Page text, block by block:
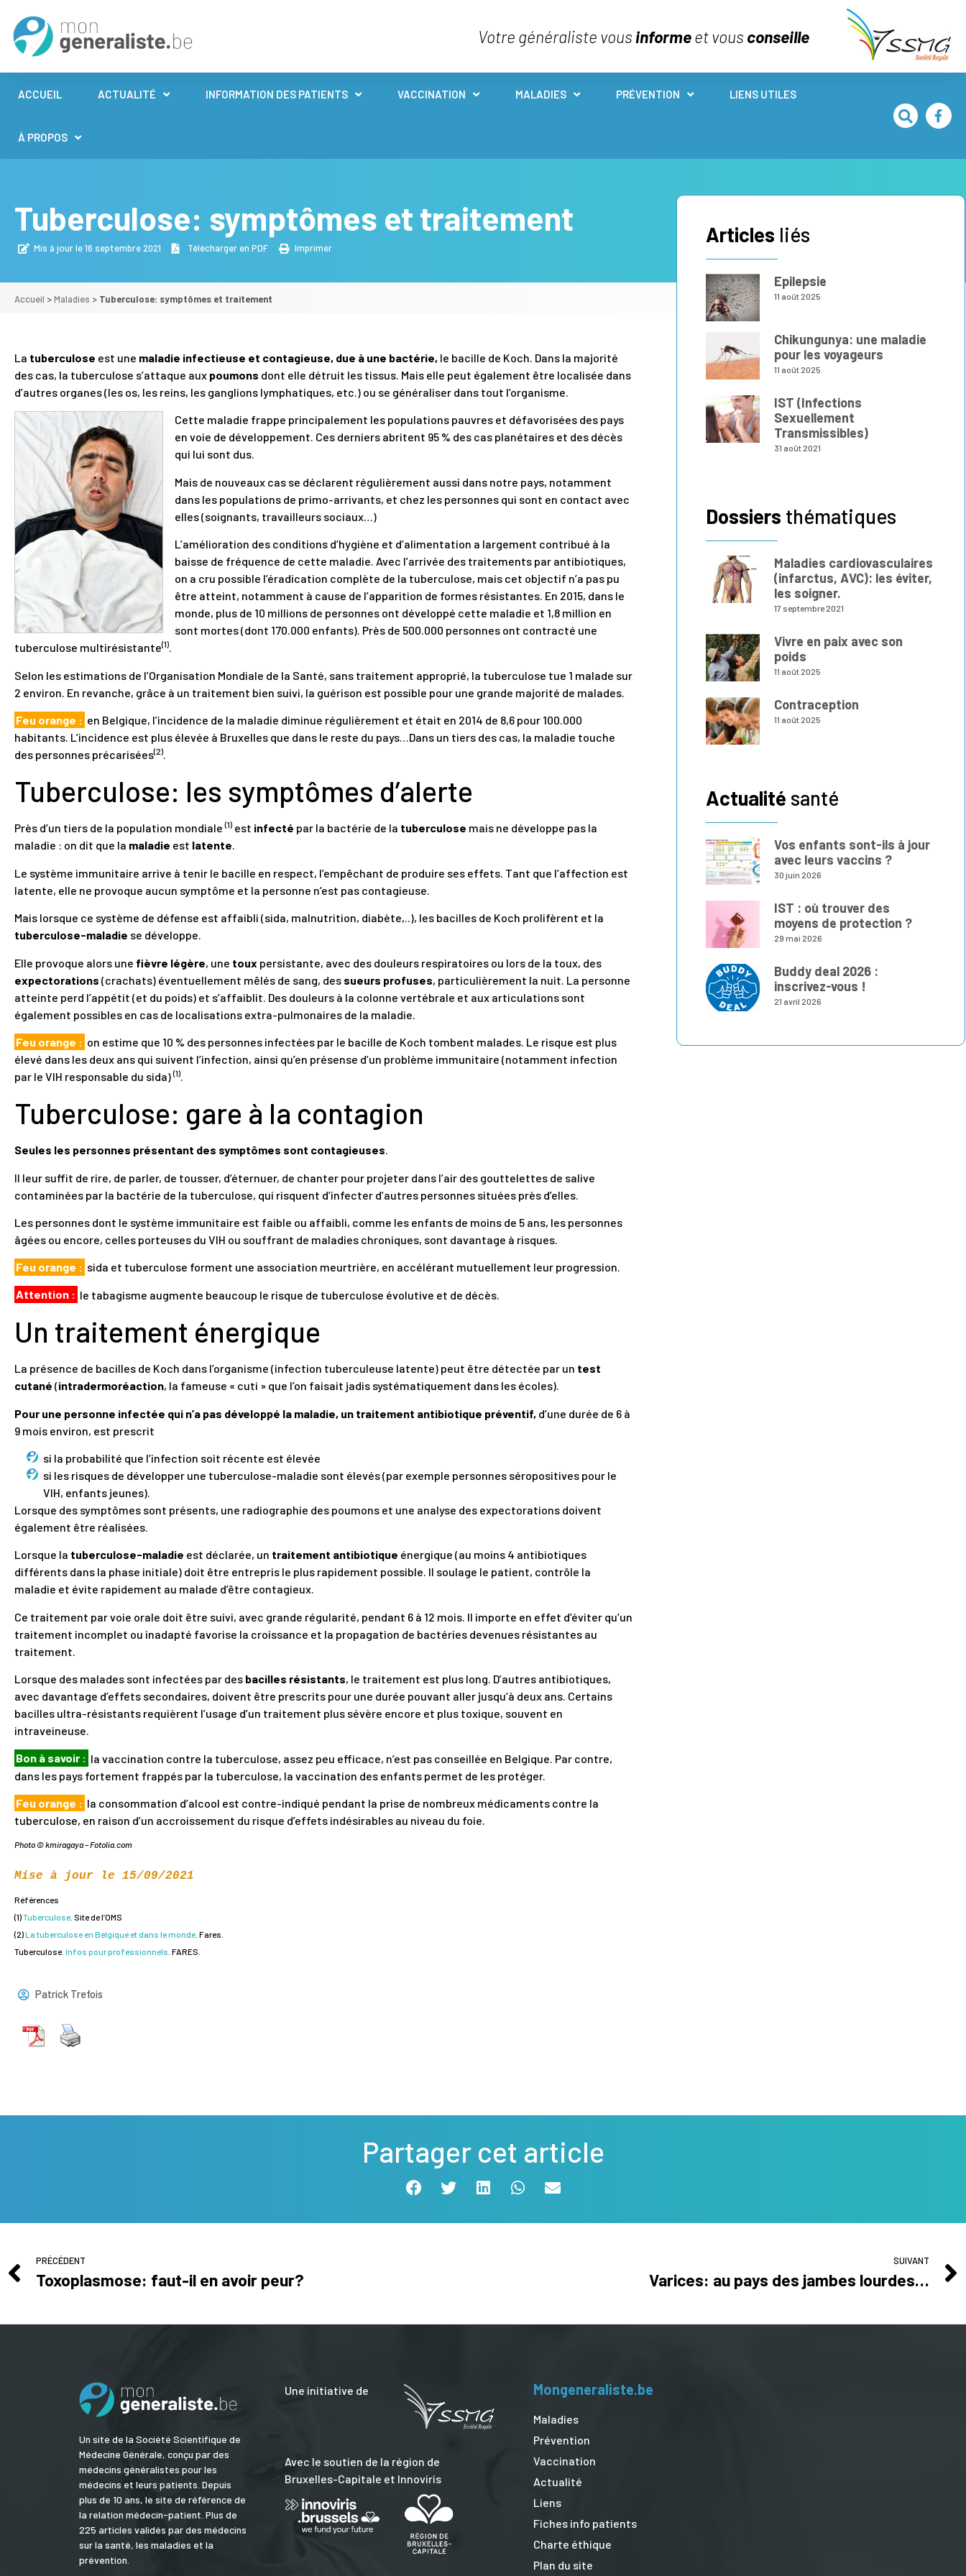
Votre généraliste vous informeet vous conseille
ACCUEIL ACTUALITÉ INFORMATION DES PATIENTS VACCINATION MALADIES PRÉVENTION LIENS UTILES
À PROPOS
Tuberculose: symptômes et traitement
Mis à jour le 16 septembre 2021 Télécharger en PDF Imprimer
Articles liés
Epilepsie
11 août 2025
Chikungunya: une maladie
pour les voyageurs
11 août 2025
IST (Infections
Sexuellement
Transmissibles)
31 août 2021
Dossiers thématiques
Maladies cardiovasculaires
(infarctus, AVC): les éviter,
les soigner.
17 septembre 2021
Vivre en paix avec son
poids
11 août 2025
Contraception
11 août 2025
Actualité santé
Vos enfants sont-ils à jour
avec leurs vaccins ?
30 juin 2026
IST : où trouver des
moyens de protection ?
29 mai 2026
Buddy deal 2026 :
inscrivez-vous !
21 avril 2026
Accueil >Maladies > Tuberculose: symptômes et traitement
La tuberculose est une maladie infectieuse et contagieuse, due à une bactérie, le bacille de Koch. Dans la majorité
des cas, la tuberculose s’attaque aux poumons dont elle détruit les tissus. Mais elle peut également être localisée dans
d’autres organes (les os, les reins, les ganglions lymphatiques, etc.) ou se généraliser dans tout l’organisme.
Cette maladie frappe principalement les populations pauvres et défavorisées des pays
en voie de développement. Ces derniers abritent 95 % des cas planétaires et des décès
qui lui sont dus.
Mais de nouveaux cas se déclarent régulièrement aussi dans notre pays, notamment
dans les populations de primo-arrivants, et chez les personnes qui sont en contact avec
elles (soignants, travailleurs sociaux…)
L’amélioration des conditions d’hygiène et d’alimentation a largement contribué à la
baisse de fréquence de cette maladie. Avec l’arrivée des traitements par antibiotiques,
on a cru possible l’éradication complète de la tuberculose, mais cet objectif n’a pas pu
être atteint, notamment à cause de l’apparition de formes résistantes. En 2015, dans le
monde, plus de 10 millions de personnes ont développé cette maladie et 1,8 million en
sont mortes (dont 170.000 enfants). Près de 500.000 personnes ont contracté une
tuberculose multirésistante(1).
Selon les estimations de l’Organisation Mondiale de la Santé, sans traitement approprié, la tuberculose tue 1 malade sur
2 environ. En revanche, grâce à un traitement bien suivi, la guérison est possible pour une grande majorité de malades.
Feu orange : en Belgique, l’incidence de la maladie diminue régulièrement et était en 2014 de 8,6 pour 100.000
habitants. L’incidence est plus élevée à Bruxelles que dans le reste du pays…Dans un tiers des cas, la maladie touche
des personnes précarisées(2).
Tuberculose: les symptômes d’alerte
Près d’un tiers de la population mondiale(1) est infecté par la bactérie de la tuberculose mais ne développe pas la
maladie : on dit que la maladie est latente.
Le système immunitaire arrive à tenir le bacille en respect, l’empêchant de produire ses effets. Tant que l’affection est
latente, elle ne provoque aucun symptôme et la personne n’est pas contagieuse.
Mais lorsque ce système de défense est affaibli (sida, malnutrition, diabète,..), les bacilles de Koch prolifèrent et la
tuberculose-maladie se développe.
Elle provoque alors une fièvre légère, une toux persistante, avec des douleurs respiratoires ou lors de la toux, des
expectorations (crachats) éventuellement mêlés de sang, des sueurs profuses, particulièrement la nuit. La personne
atteinte perd l’appétit (et du poids) et s’affaiblit. Des douleurs à la colonne vertébrale et aux articulations sont
également possibles en cas de localisations extra-pulmonaires de la maladie.
Feu orange : on estime que 10 % des personnes infectées par le bacille de Koch tombent malades. Le risque est plus
élevé dans les deux ans qui suivent l’infection, ainsi qu’en présense d’un problème immunitaire (notamment infection
par le VIH responsable du sida)(1).
Tuberculose: gare à la contagion
Seules les personnes présentant des symptômes sont contagieuses.
Il leur suffit de rire, de parler, de tousser, d’éternuer, de chanter pour projeter dans l’air des gouttelettes de salive
contaminées par la bactérie de la tuberculose, qui risquent d’infecter d’autres personnes situées près d’elles.
Les personnes dont le système immunitaire est faible ou affaibli, comme les enfants de moins de 5 ans, les personnes
âgées ou encore, celles porteuses du VIH ou souffrant de maladies chroniques, sont davantage à risques.
Feu orange : sida et tuberculose forment une association meurtrière, en accélérant mutuellement leur progression.
Attention : le tabagisme augmente beaucoup le risque de tuberculose évolutive et de décès.
Un traitement énergique
La présence de bacilles de Koch dans l’organisme (infection tuberculeuse latente) peut être détectée par un test
cutané (intradermoréaction, la fameuse « cuti » que l’on faisait jadis systématiquement dans les écoles).
Pour une personne infectée qui n’a pas développé la maladie, un traitement antibiotique préventif, d’une durée de 6 à
9 mois environ, est prescrit
si la probabilité que l’infection soit récente est élevée
si les risques de développer une tuberculose-maladie sont élevés (par exemple personnes séropositives pour le
VIH, enfants jeunes).
Lorsque des symptômes sont présents, une radiographie des poumons et une analyse des expectorations doivent
également être réalisées.
Lorsque la tuberculose-maladie est déclarée, un traitement antibiotique énergique (au moins 4 antibiotiques
différents dans la phase initiale) doit être entrepris le plus rapidement possible. Il soulage le patient, contrôle la
maladie et évite rapidement au malade d’être contagieux.
Ce traitement par voie orale doit être suivi, avec grande régularité, pendant 6 à 12 mois. Il importe en effet d’éviter qu’un
traitement incomplet ou inadapté favorise la croissance et la propagation de bactéries devenues résistantes au
traitement.
Lorsque des malades sont infectées par des bacilles résistants, le traitement est plus long. D’autres antibiotiques,
avec davantage d’effets secondaires, doivent être prescrits pour une durée pouvant aller jusqu’à deux ans. Certains
bacilles ultra-résistants requièrent l’usage d’un traitement plus sévère encore et plus toxique, souvent en
intraveineuse.
Bon à savoir : la vaccination contre la tuberculose, assez peu efficace, n’est pas conseillée en Belgique. Par contre,
dans les pays fortement frappés par la tuberculose, la vaccination des enfants permet de les protéger.
Feu orange : la consommation d’alcool est contre-indiqué pendant la prise de nombreux médicaments contre la
tuberculose, en raison d’un accroissement du risque d’effets indésirables au niveau du foie.
Photo © kmiragaya – Fotolia.com
Mise à jour le 15/09/2021
Références
(1)Tuberculose. Site de l’OMS
(2)La tuberculose en Belgique et dans le monde. Fares.
Tuberculose. Infos pour professionnels . FARES.
Patrick Trefois
Partager cet article
PRÉCÉDENT
Toxoplasmose: faut-il en avoir peur?
SUIVANT
Varices: au pays des jambes lourdes…
Un site de la Société Scientifique de
Médecine Générale, conçu par des
médecins généralistes pour les
médecins et leurs patients. Depuis
plus de 10 ans, le site de référence de
la relation médecin-patient. Plus de
225 articles validés par des médecins
sur la santé, les maladies et la
prévention.
Une initiative de
Avec le soutien de la région de
Bruxelles-Capitale et Innoviris
Mongeneraliste.be
Maladies
Prévention
Vaccination
Actualité
Liens
Fiches info patients
Charte éthique
Plan du site